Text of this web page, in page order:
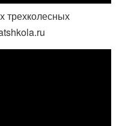
трехколесных